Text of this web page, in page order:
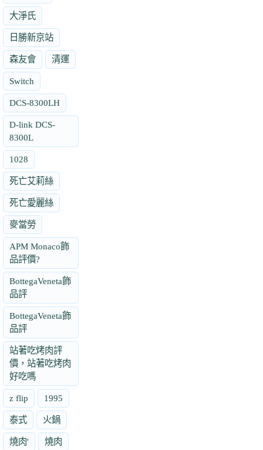
大淨氏
日勝新京站
森友會 清運
Switch
DCS-8300LH
D-link DCS-
8300L
1028
死亡艾莉絲
死亡愛麗絲
麥當勞
APM Monaco飾
品評價?
BottegaVeneta飾
品評
BottegaVeneta飾
品評
站著吃烤肉評
價，站著吃烤肉
好吃嗎
z flip 1995
泰式 火鍋
燒肉' 燒肉